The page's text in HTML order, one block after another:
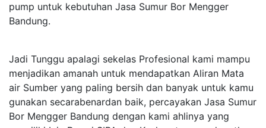
pump untuk kebutuhan Jasa Sumur Bor Mengger
Bandung.
Jadi Tunggu apalagi sekelas Profesional kami mampu
menjadikan amanah untuk mendapatkan Aliran Mata
air Sumber yang paling bersih dan banyak untuk kamu
gunakan secarabenardan baik, percayakan Jasa Sumur
Bor Mengger Bandung dengan kami ahlinya yang